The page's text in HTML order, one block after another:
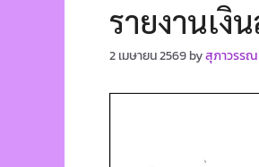
รายงานเ
2 เมษายน 2569 byสุภาวรรณ